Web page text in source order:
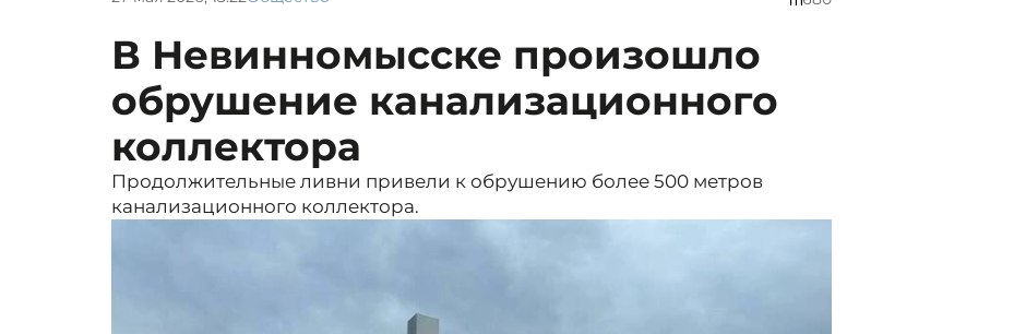
В Невинномысске произошло
обрушение канализационного
коллектора
Продолжительные ливни привели к обрушению более 500 метров
канализационного коллектора.